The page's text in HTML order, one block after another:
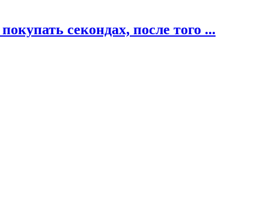
секондах, после того ...